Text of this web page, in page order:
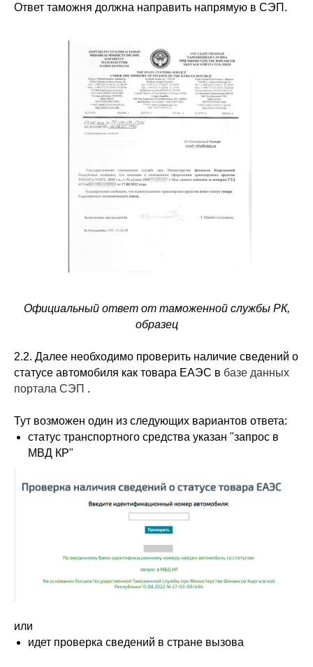
Ответ таможня должна направить напрямую в СЭП.
Официальный ответ от таможенной службы РК,
образец
2.2. Далее необходимо проверить наличие сведений о
статусе автомобиля как товара ЕАЭС в базе данных
портала СЭП .
Тут возможен один из следующих вариантов ответа:
статус транспортного средства указан "запрос в
МВД КР"
или
идет проверка сведений в стране вызова